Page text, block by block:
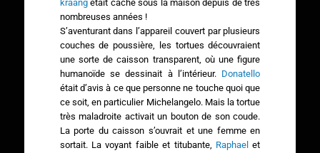
kraangétait caché sous la maison depuis de très
nombreuses années !
S’aventurant dans l’appareil couvert par plusieurs
couches de poussière, les tortues découvraient
une sorte de caisson transparent, où une figure
humanoïde se dessinait à l’intérieur. Donatello
était d’avis à ce que personne ne touche quoi que
ce soit, en particulier Michelangelo. Mais la tortue
très maladroite activait un bouton de son coude.
La porte du caisson s’ouvrait et une femme en
sortait. La voyant faible et titubante, Raphael et